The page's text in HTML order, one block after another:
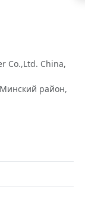
Co.,Ltd. China,
район,